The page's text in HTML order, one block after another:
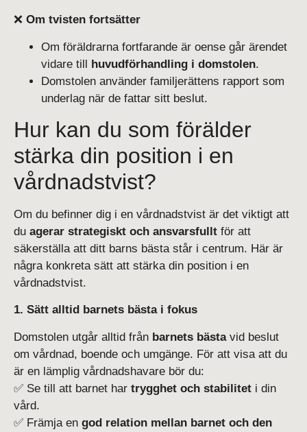
❌ Om tvisten fortsätter
Om föräldrarna fortfarande är oense går ärendet
vidare till huvudförhandling i domstolen.
Domstolen använder familjerättens rapport som
underlag när de fattar sitt beslut.
Hur kan du som förälder
stärka din position i en
vårdnadstvist?
Om du befinner dig i en vårdnadstvist är det viktigt att
du agerar strategiskt och ansvarsfullt för att
säkerställa att ditt barns bästa står i centrum. Här är
några konkreta sätt att stärka din position i en
vårdnadstvist.
1. Sätt alltid barnets bästa i fokus
Domstolen utgår alltid från barnets bästavid beslut
om vårdnad, boende och umgänge. För att visa att du
är en lämplig vårdnadshavare bör du:
✅ Se till att barnet har trygghet och stabilitet i din
vård.
✅ Främja en god relation mellan barnet och den